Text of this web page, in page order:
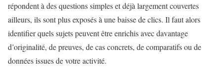
répondent à des questions simples et déjà largement couvertes
ailleurs, ils sont plus exposés à une baisse de clics. Il faut alors
identifier quels sujets peuvent être enrichis avec davantage
d’originalité, de preuves, de cas concrets, de comparatifs ou de
données issues de votre activité.